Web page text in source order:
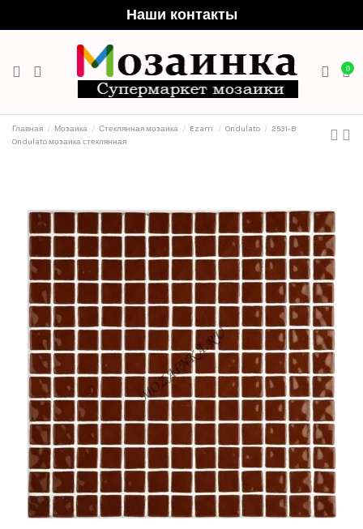
Наши контакты
0
Главная Мозаика Стеклянная мозаика Ezarri Ondulato
2531-B
Ondulato мозаика стеклянная